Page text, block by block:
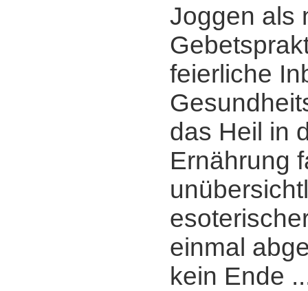
Joggen als
feierliche
das Heil in
Ernährung
einmal
kein Ende